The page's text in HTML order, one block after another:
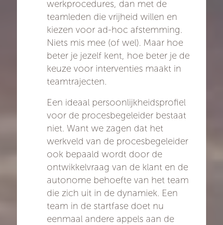
werkprocedures, dan met de
teamleden die vrijheid willen en
kiezen voor ad-hoc afstemming.
Niets mis mee (of wel). Maar hoe
beter je jezelf kent, hoe beter je de
keuze voor interventies maakt in
teamtrajecten.
Een ideaal persoonlijkheidsprofiel
voor de procesbegeleider bestaat
niet. Want we zagen dat het
werkveld van de procesbegeleider
ook bepaald wordt door de
ontwikkelvraag van de klant en de
autonome behoefte van het team
die zich uit in de dynamiek. Een
team in de startfase doet nu
eenmaal andere appels aan de